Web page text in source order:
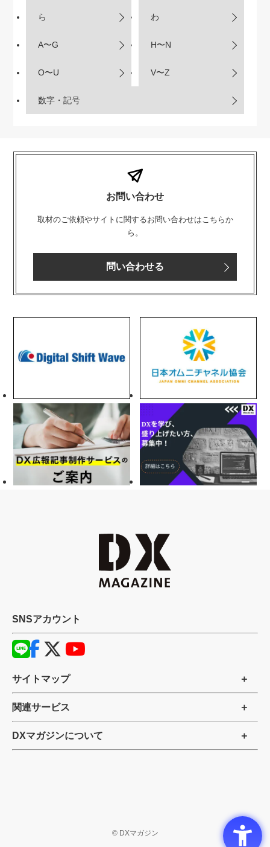
ら わ
A〜G H〜N
O〜U V〜Z
数字・記号
お問い合わせ
取材のご依頼やサイトに関するお問い合わせはこちらか
ら。
問い合わせる
SNSアカウント
サイトマップ
関連サービス
DXマガジンについて
©DXマガジン